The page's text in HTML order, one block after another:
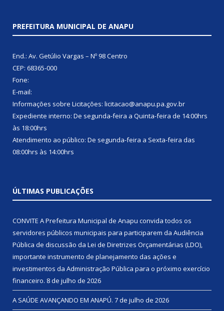
PREFEITURA MUNICIPAL DE ANAPU
End.: Av. Getúlio Vargas – Nº 98 Centro
CEP: 68365-000
Fone:
E-mail:
Informações sobre Licitações: licitacao@anapu.pa.gov.br
Expediente interno: De segunda-feira a Quinta-feira de 14:00hrs
às 18:00hrs
Atendimento ao público: De segunda-feira a Sexta-feira das
08:00hrs às 14:00hrs
ÚLTIMAS PUBLICAÇÕES
CONVITE A Prefeitura Municipal de Anapu convida todos os
servidores públicos municipais para participarem da Audiência
Pública de discussão da Lei de Diretrizes Orçamentárias (LDO),
importante instrumento de planejamento das ações e
investimentos da Administração Pública para o próximo exercício
financeiro. 8 de julho de 2026
A SAÚDE AVANÇANDO EM ANAPÚ. 7 de julho de 2026